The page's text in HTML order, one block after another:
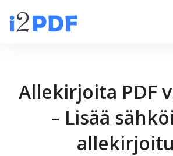
Allekirjoita PDF
– Lisää